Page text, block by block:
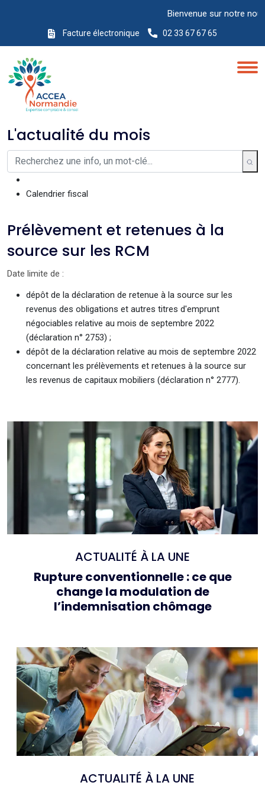
Bienvenue sur notre
Facture électronique 02 33 67 67 65
L'actualité du mois
Calendrier fiscal
Prélèvement et retenues à la
source sur les RCM
Date limite de :
dépôt de la déclaration de retenue à la source sur les
revenus des obligations et autres titres d'emprunt
négociables relative au mois de septembre 2022
(déclaration n° 2753) ;
dépôt de la déclaration relative au mois de septembre 2022
concernant les prélèvements et retenues à la source sur
les revenus de capitaux mobiliers (déclaration n° 2777).
ACTUALITÉ À LA UNE
Rupture conventionnelle : ce que
change la modulation de
l’indemnisation chômage
ACTUALITÉ À LA UNE